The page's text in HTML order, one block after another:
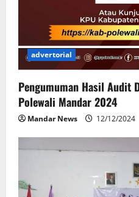
advertorial
Pengumuman Hasil Audit
Polewali Mandar 2024
Mandar News 12/12/2024